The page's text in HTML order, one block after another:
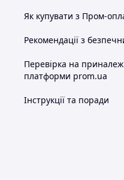
Як купувати з Пром-
Рекомендації з
Перевірка на
платформи prom.ua
Інструкції та поради